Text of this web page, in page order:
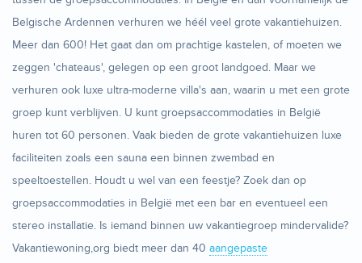
Belgische Ardennen verhuren we héél veel grote vakantiehuizen.
Meer dan 600! Het gaat dan om prachtige kastelen, of moeten we
zeggen 'chateaus', gelegen op een groot landgoed. Maar we
verhuren ook luxe ultra-moderne villa's aan, waarin u met een grote
groep kunt verblijven. U kunt groepsaccommodaties in België
huren tot 60 personen. Vaak bieden de grote vakantiehuizen luxe
faciliteiten zoals een sauna een binnen zwembad en
speeltoestellen. Houdt u wel van een feestje? Zoek dan op
groepsaccommodaties in België met een bar en eventueel een
stereo installatie. Is iemand binnen uw vakantiegroep mindervalide?
Vakantiewoning,org biedt meer dan 40 aangepaste